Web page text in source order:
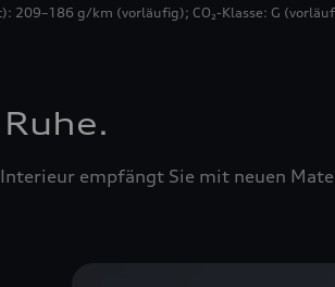
209–186 g/km (vorläufig); CO₂-Klasse: G
empfängt Sie mit neuen